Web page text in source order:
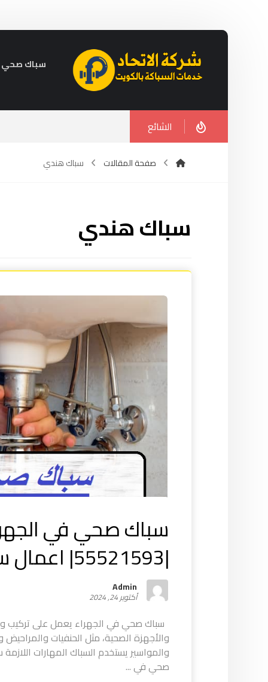
سباك صحي في
الشائع
صفحة المقالات سباك هندي
سباك هندي
سباك صحي في
|55521593| اعمال سباكة
Admin
أكتوبر 24, 2024
سباك صحي في الجهراء يعمل على تركيب
والأجهزة الصحية، مثل الحنفيات
والمواسير يستخدم السباك المهارات
صحي في ...